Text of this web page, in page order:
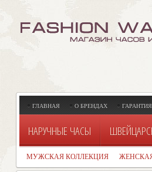
ГЛАВНАЯ О БРЕНДАХ ГАРАНТИЯ
НАРУЧНЫЕ ЧАСЫ
МУЖСКАЯ КОЛЛЕКЦИЯ